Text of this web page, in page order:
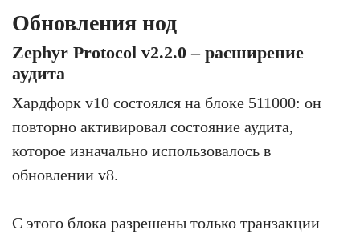
Обновления нод
Zephyr Protocol v2.2.0 – расширение
аудита
Хардфорк v10 состоялся на блоке 511000: он
повторно активировал состояние аудита,
которое изначально использовалось в
обновлении v8.
С этого блока разрешены только транзакции